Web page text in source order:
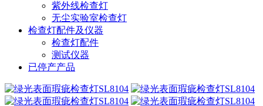
紫外线检查灯
无尘实验室检查灯
检查灯配件及仪器
检查灯配件
测试仪器
已停产产品